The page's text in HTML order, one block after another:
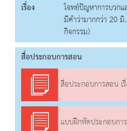
เรื่อง
โจทย์ปัญหาการบวก
มีคำว่ามากกว่า 20
กิจกรรม)
สื่อประกอบการสอน
สื่อประกอบการสอน เรื่อง โจทย์ปัญหากา
แบบฝึกหัดประกอบการสอน เรื่อง โจทย์ปัญห